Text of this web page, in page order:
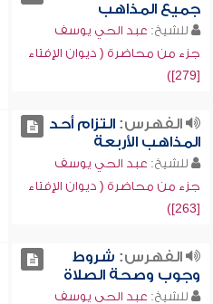
جميع المذاهب
للشيخ: عبد الحي يوسف
جزء من محاضرة ( ديوان الإفتاء
[279])
الفهرس:التزام أحد
المذاهب الأربعة
للشيخ: عبد الحي يوسف
جزء من محاضرة ( ديوان الإفتاء
[263])
الفهرس: شروط
وجوب وصحة الصلاة
للشيخ: عبد الحي يوسف